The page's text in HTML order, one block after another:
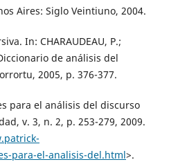
Aires: Siglo Veintiuno, 2004.
In: CHARAUDEAU, P.;
de análisis del
2005, p. 376-377.
para el análisis del discurso
v. 3, n. 2, p. 253-279, 2009.
para-el-analisis-del.html>.